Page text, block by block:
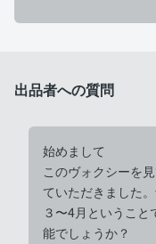
出品者への質問
始めまして
このヴォクシーを
ていただきました
３〜4月というこ
能でしょうか？